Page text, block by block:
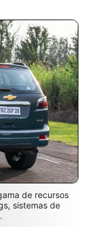
de recursos
sistemas de